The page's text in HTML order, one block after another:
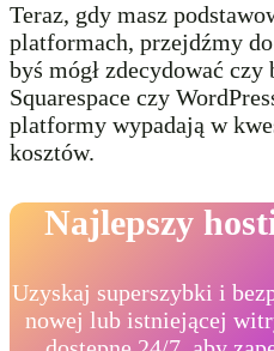
Teraz, gdy masz
platformach, przejdźmy
byś mógł zdecydować
Squarespace czy
platformy wypadają w
kosztów.
Najlepszy
Uzyskaj superszybki i
nowej lub istniejącej